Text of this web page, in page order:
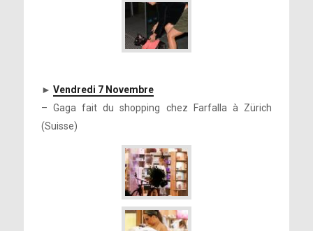
► Vendredi 7 Novembre
– Gaga fait du shopping chez Farfalla à Zürich
(Suisse)